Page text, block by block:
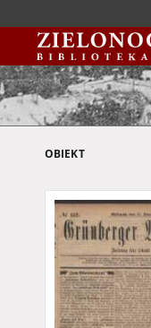
OBIEKT